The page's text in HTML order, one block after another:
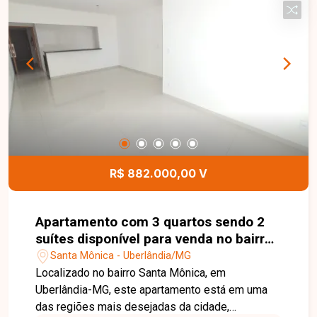
R$ 882.000,00 V
Apartamento com 3 quartos sendo 2
suítes disponível para venda no bairro
Santa Mônica em Uberlândia-MG
Santa Mônica - Uberlândia/MG
Localizado no bairro Santa Mônica, em
Uberlândia-MG, este apartamento está em uma
das regiões mais desejadas da cidade,